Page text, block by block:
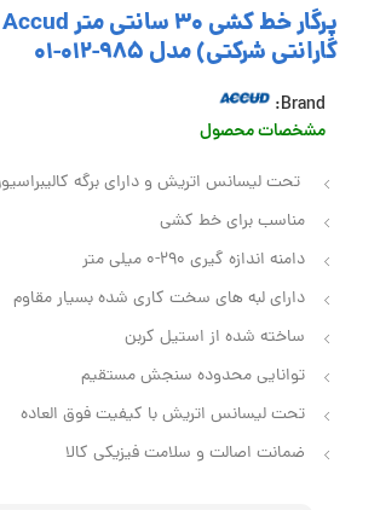
گارانتی شرکتی) مدل 985-012-01
Brand:
مشخصات محصول
تحت لیسانس اتریش و دارای برگه
مناسب برای خط کشی
دامنه اندازه گیری 290-0 میلی متر
دارای لبه های سخت کاری شده بسیار مقاوم
ساخته شده از استیل کربن
توانایی محدوده سنجش مستقیم
تحت لیسانس اتریش با کیفیت فوق العاده
ضمانت اصالت و سلامت فیزیکی کالا